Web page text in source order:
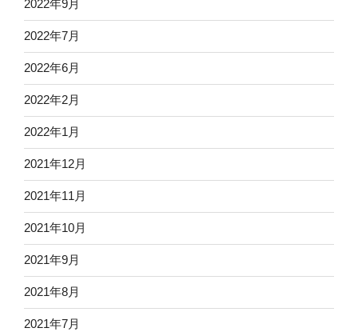
2022年9月
2022年7月
2022年6月
2022年2月
2022年1月
2021年12月
2021年11月
2021年10月
2021年9月
2021年8月
2021年7月